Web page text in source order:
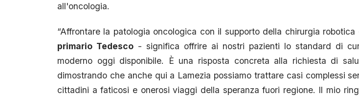
all'oncologia.
“Affrontare la patologia oncologica con il supporto della chirurgia
primario Tedesco - significa offrire ai nostri pazienti lo standard di
moderno oggi disponibile. È una risposta concreta alla richiesta di
dimostrando che anche qui a Lamezia possiamo trattare casi complessi
cittadini a faticosi e onerosi viaggi della speranza fuori regione. Il mio